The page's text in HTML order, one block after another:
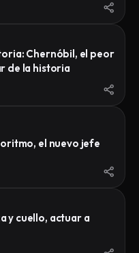
Chernóbil, el peor
de la historia
el nuevo jefe
y cuello, actuar a